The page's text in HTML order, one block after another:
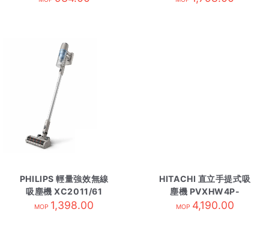
PHILIPS 輕量強效無線
吸塵機 XC2011/61
MOP 1,398.00
HITACHI 直立手提式吸
塵機 PVXHW4P-
CGGCM
MOP 4,190.00